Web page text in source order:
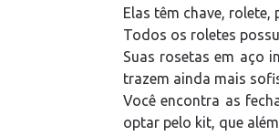
Elas têm chave,
Todos os roletes
Suas rosetas em aço
trazem ainda mais
Você encontra as
optar pelo kit, que